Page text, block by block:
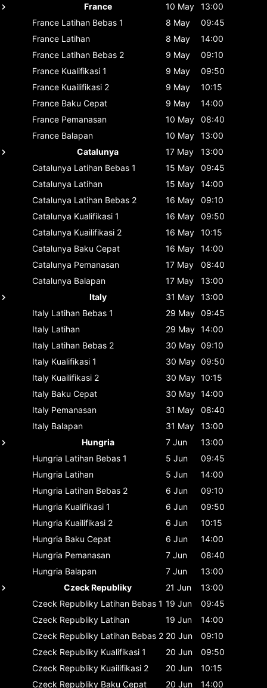
France
10 May
13:00
France Latihan Bebas 1 8 May
09:45
France Latihan 8 May
14:00
France Latihan Bebas 2 9 May
09:10
France Kualifikasi 1 9 May
09:50
France Kuailifikasi 2 9 May
10:15
France Baku Cepat 9 May
14:00
France Pemanasan 10 May
08:40
France Balapan 10 May
13:00
Catalunya
17 May
13:00
Catalunya Latihan Bebas 1 15 May
09:45
Catalunya Latihan 15 May
14:00
Catalunya Latihan Bebas 2 16 May
09:10
Catalunya Kualifikasi 1 16 May
09:50
Catalunya Kuailifikasi 2 16 May
10:15
Catalunya Baku Cepat 16 May
14:00
Catalunya Pemanasan 17 May
08:40
Catalunya Balapan 17 May
13:00
Italy
31 May
13:00
Italy Latihan Bebas 1 29 May 09:45
Italy Latihan 29 May 14:00
Italy Latihan Bebas 2 30 May 09:10
Italy Kualifikasi 1 30 May 09:50
Italy Kuailifikasi 2 30 May 10:15
Italy Baku Cepat 30 May 14:00
Italy Pemanasan 31 May
08:40
Italy Balapan 31 May
13:00
Hungria
7 Jun
13:00
Hungria Latihan Bebas 1 5 Jun
09:45
Hungria Latihan 5 Jun
14:00
Hungria Latihan Bebas 2 6 Jun
09:10
Hungria Kualifikasi 1 6 Jun
09:50
Hungria Kuailifikasi 2 6 Jun
10:15
Hungria Baku Cepat 6 Jun
14:00
Hungria Pemanasan 7 Jun
08:40
Hungria Balapan 7 Jun
13:00
Czeck Republiky
21 Jun
13:00
Czeck Republiky Latihan Bebas 1 19 Jun
09:45
Czeck Republiky Latihan 19 Jun
14:00
Czeck Republiky Latihan Bebas 2 20 Jun
09:10
Czeck Republiky Kualifikasi 1 20 Jun
09:50
Czeck Republiky Kuailifikasi 2 20 Jun
10:15
Czeck Republiky Baku Cepat 20 Jun 14:00